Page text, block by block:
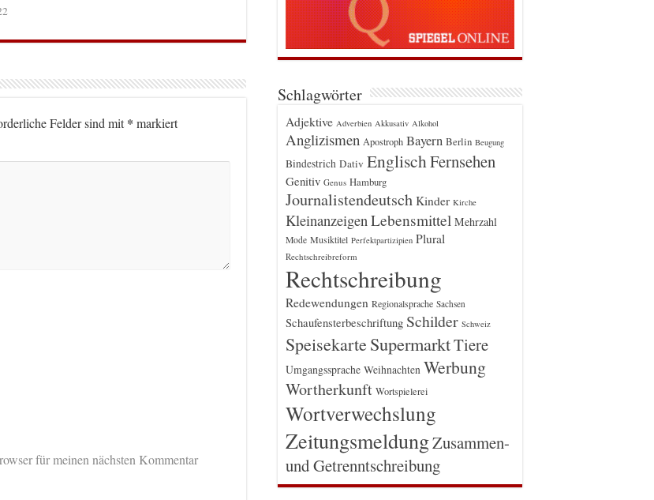
Felder sind mit* markiert
für meinen nächsten Kommentar
Schlagwörter
Adjektive Adverbien Akkusativ Alkohol
Anglizismen Apostroph Bayern Berlin Beugung
Bindestrich Dativ EnglischFernsehen
Genitiv Genus Hamburg
Journalistendeutsch Kinder Kirche
Kleinanzeigen Lebensmittel Mehrzahl
Mode Musiktitel Perfektpartizipien Plural
Rechtschreibreform
Rechtschreibung
Redewendungen Regionalsprache Sachsen
Schaufensterbeschriftung Schilder Schweiz
Speisekarte SupermarktTiere
Umgangssprache Weihnachten Werbung
Wortherkunft Wortspielerei
Wortverwechslung
ZeitungsmeldungZusammen-
und Getrenntschreibung